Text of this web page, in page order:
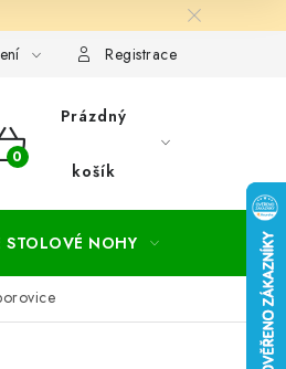
Ochrana osobních údajú
Registrace
Prázdný
košík
STOLOVÉ NOHY